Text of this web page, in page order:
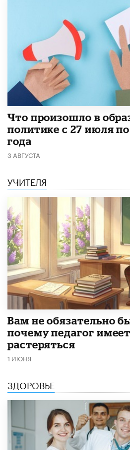
​Что произошло в
политике с 27 июля по
года
3 АВГУСТА
УЧИТЕЛЯ
​Вам не обязательно
почему педагог
растеряться
1 ИЮНЯ
ЗДОРОВЬЕ